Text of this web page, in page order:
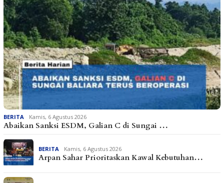
BERITA Kamis, 6 Agustus 2026
Abaikan Sanksi ESDM, Galian C di Sungai …
BERITA Kamis, 6 Agustus 2026
Arpan Sahar Prioritaskan Kawal Kebutuhan…